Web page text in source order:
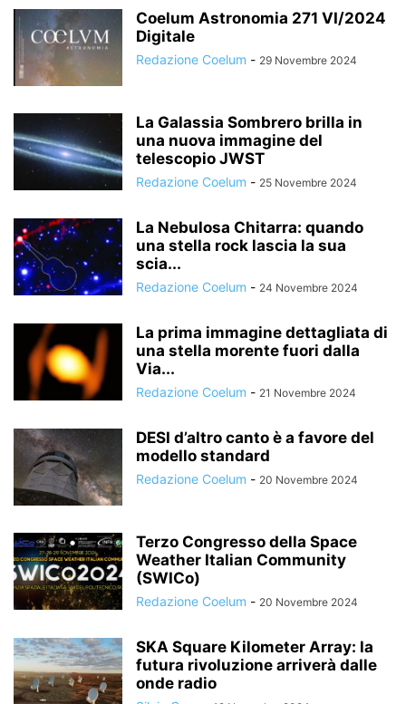
Coelum Astronomia 271 VI/2024
Digitale
Redazione Coelum - 29 Novembre 2024
La Galassia Sombrero brilla in
una nuova immagine del
telescopio JWST
Redazione Coelum - 25 Novembre 2024
La Nebulosa Chitarra: quando
una stella rock lascia la sua
scia...
Redazione Coelum - 24 Novembre 2024
La prima immagine dettagliata di
una stella morente fuori dalla
Via...
Redazione Coelum - 21 Novembre 2024
DESI d’altro canto è a favore del
modello standard
Redazione Coelum - 20 Novembre 2024
Terzo Congresso della Space
Weather Italian Community
(SWICo)
Redazione Coelum - 20 Novembre 2024
SKA Square Kilometer Array: la
futura rivoluzione arriverà dalle
onde radio